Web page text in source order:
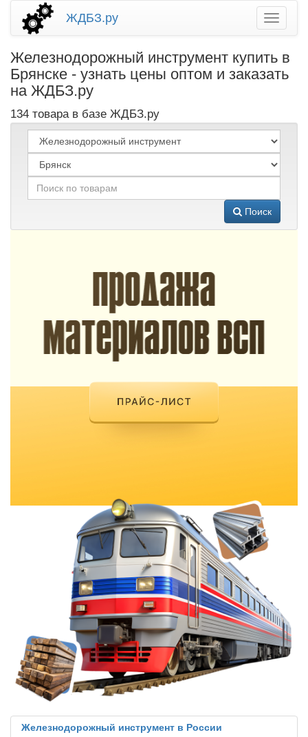
ЖДБЗ.ру
Железнодорожный инструмент купить в
Брянске - узнать цены оптом и заказать
на ЖДБЗ.ру
134 товара в базе ЖДБЗ.ру
Поиск
Железнодорожный инструмент в России